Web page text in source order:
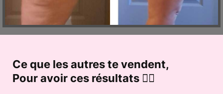
Ce que les autres te vendent,
Pour avoir ces résultats 😵‍💫